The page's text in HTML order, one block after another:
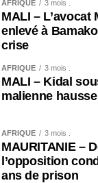
AFRIQUE 3 mois .
MALI – L’avocat
enlevé à
crise
AFRIQUE 3 mois .
MALI – Kidal
malienne
AFRIQUE 3 mois .
MAURITANIE –
l’opposition
ans de prison